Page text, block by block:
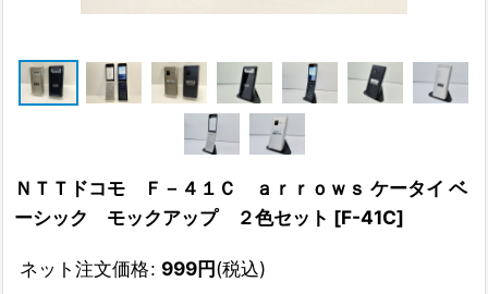
ＮＴＴドコモ Ｆ－４１Ｃ ａｒｒｏｗｓ ケータイ ベ
ーシック モックアップ ２色セット [F-41C]
ネット注文価格: 999円(税込)